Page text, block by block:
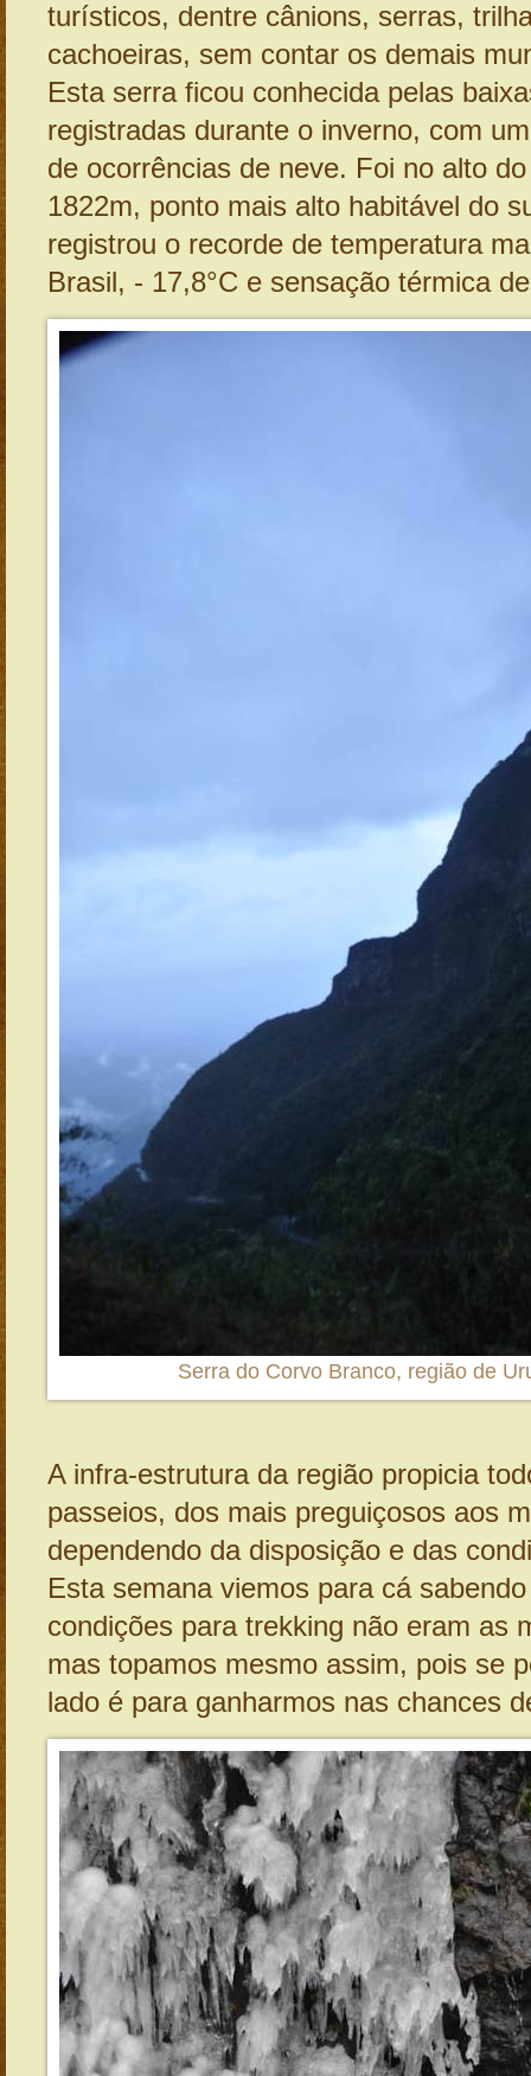
turísticos, dentre cânions, serras,
cachoeiras, sem contar os demais
Esta serra ficou conhecida pelas
registradas durante o inverno, com
de ocorrências de neve. Foi no alto
1822m, ponto mais alto habitável do
registrou o recorde de temperatura
Brasil, - 17,8°C e sensação térmica
Serra do Corvo Branco, região de
A infra-estrutura da região propicia
passeios, dos mais preguiçosos aos
dependendo da disposição e das
Esta semana viemos para cá
condições para trekking não eram as
mas topamos mesmo assim, pois se
lado é para ganharmos nas chances